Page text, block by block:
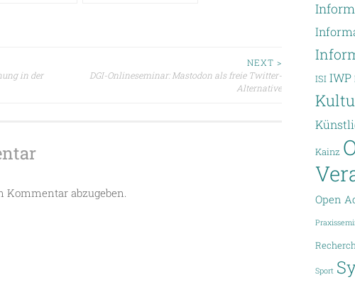
in der
NEXT >
DGI-Onlineseminar: Mastodon als freie Twitter-
Alternative
abzugeben.
ISI IWP
Kainz
Open
Sport